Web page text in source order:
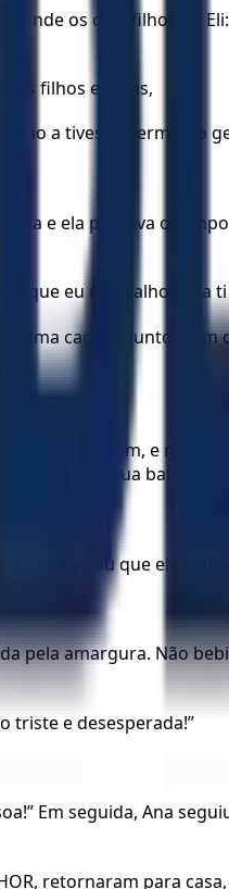
onde os dois filhos de
filhos e filhas,
não a tivesse permitido
e ela passava o
que eu não valho para
cadeira junto a um
de mim, e não te
e a sua barba
Eli imaginou que ela
pela amargura. Não
triste e desesperada!”
Em seguida, Ana
retornaram para